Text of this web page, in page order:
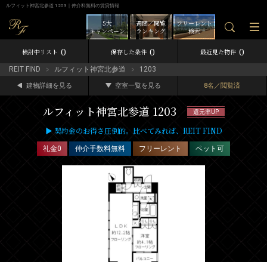
ルフィット神宮北参道 1203｜仲介料無料の賃貸情報
フリーレント
検索
週間／閲覧
ランキング
5大
キャンペーン
検討中リスト 0 保存した条件 0 最近見た物件 0
REIT FIND ルフィット神宮北参道 1203
建物詳細を見る 空室一覧を見る 8名／閲覧済
ルフィット神宮北参道 1203 還元率UP
▶ 契約金のお得さ圧倒的。比べてみれば、REIT FIND
礼金0 仲介手数料無料 フリーレント ペット可